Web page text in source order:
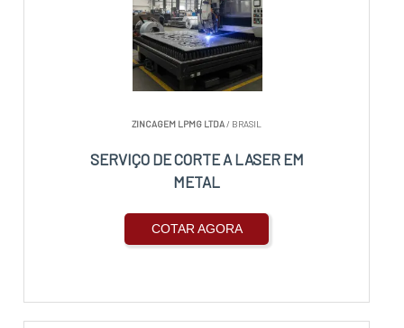
ZINCAGEM LPMG LTDA/ BRASIL
SERVIÇO DE CORTE A LASER EM
METAL
COTAR AGORA